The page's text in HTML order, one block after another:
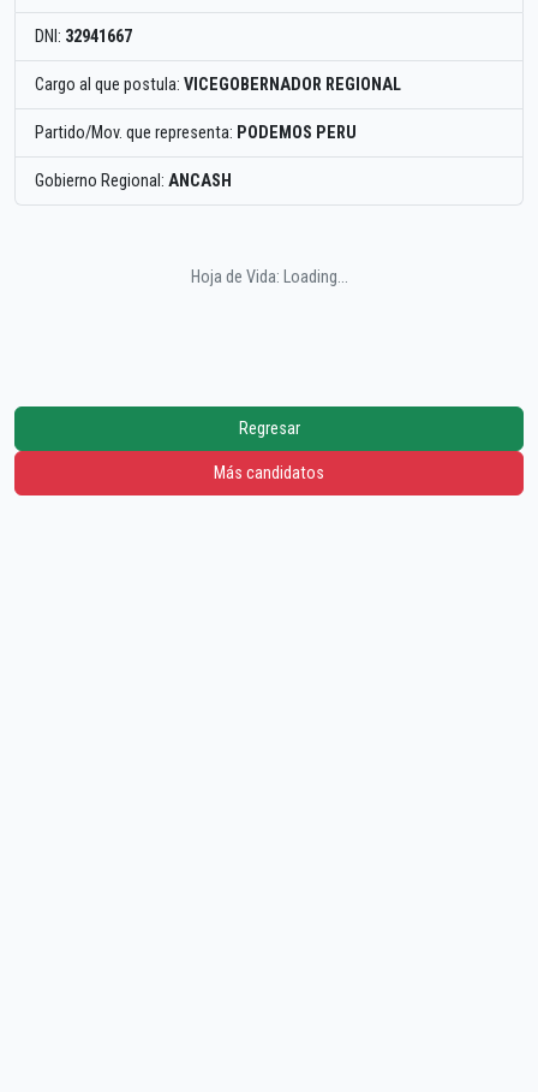
DNI: 32941667
Cargo al que postula: VICEGOBERNADOR REGIONAL
Partido/Mov. que representa: PODEMOS PERU
Gobierno Regional: ANCASH
Hoja de Vida: Loading...
Regresar
Más candidatos